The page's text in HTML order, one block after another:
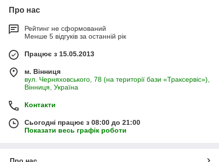
Про нас
Рейтинг не сформований
Менше 5 відгуків за останній рік
Працює з 15.05.2013
м. Вінниця
вул. Черняховського, 78 (на території бази «Траксервіс»),
Вінниця, Україна
Контакти
Сьогодні працює з 08:00 до 21:00
Показати весь графік роботи